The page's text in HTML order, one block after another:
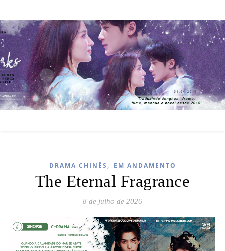
DRAMA CHINÊS , EM ANDAMENTO
The Eternal Fragrance
8 de julho de 2026